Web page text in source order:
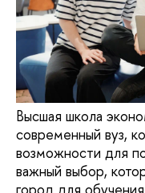
Высшая школа
современный вуз,
возможности для
важный выбор,